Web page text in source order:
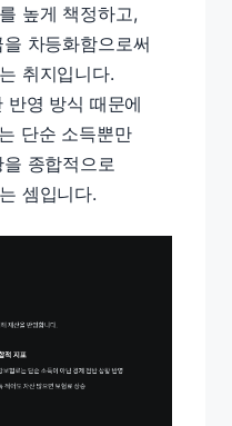
높게 책정하고,
차등화함으로써
취지입니다.
반영 방식 때문에
단순 소득뿐만
종합적으로
셈입니다.